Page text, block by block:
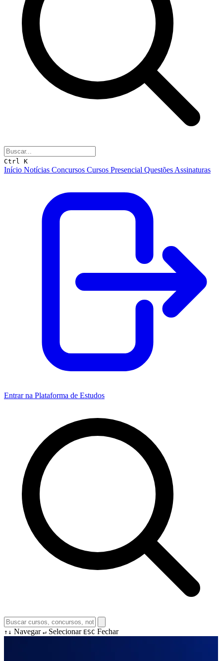
Ctrl K
Início Notícias Concursos Cursos Presencial Questões Assinaturas
Entrar na Plataforma de Estudos
↑↓ Navegar ↵ Selecionar ESC Fechar